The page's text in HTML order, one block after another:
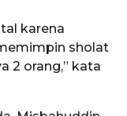
karena
sholat
2 orang,” kata